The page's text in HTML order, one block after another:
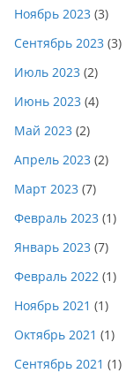
Ноябрь 2023 (3)
Сентябрь 2023 (3)
Июль 2023 (2)
Июнь 2023 (4)
Май 2023 (2)
Апрель 2023 (2)
Март 2023 (7)
Февраль 2023 (1)
Январь 2023 (7)
Февраль 2022 (1)
Ноябрь 2021 (1)
Октябрь 2021 (1)
Сентябрь 2021 (1)